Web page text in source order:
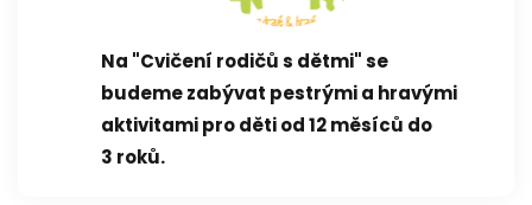
Na "Cvičení rodičů s dětmi" se
budeme zabývat pestrými a hravými
aktivitami pro děti od 12 měsíců do
3 roků.